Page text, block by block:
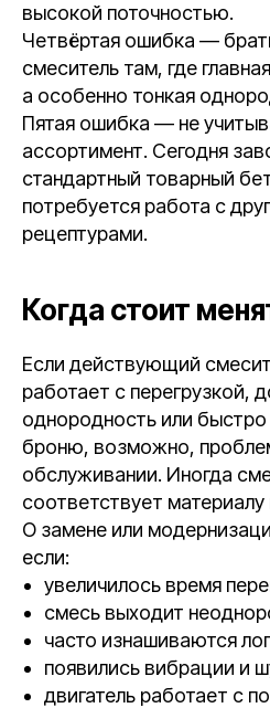
высокой поточностью.
Четвёртая ошибка —
смеситель там, где
а особенно тонкая
Пятая ошибка — не
ассортимент. Сегодня
стандартный товарный
потребуется работа с
рецептурами.
Когда стоит
Если действующий
работает с перегрузкой,
однородность или
броню, возможно,
обслуживании. Иногда
соответствует
О замене или
если:
увеличилось время
смесь выходит
часто изнашиваются
появились вибрации и
двигатель работает с